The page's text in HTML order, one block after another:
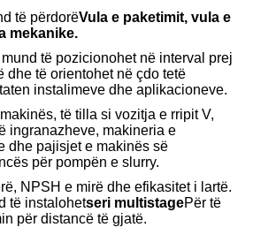
të përdorëVula e paketimit, vula e
mekanike.
të pozicionohet në interval prej
dhe të orientohet në çdo tetë
instalimeve dhe aplikacioneve.
të tilla si vozitja e rripit V,
ingranazheve, makineria e
dhe pajisjet e makinës së
për pompën e slurry.
NPSH e mirë dhe efikasitet i lartë.
të instalohetseri multistagePër të
për distancë të gjatë.